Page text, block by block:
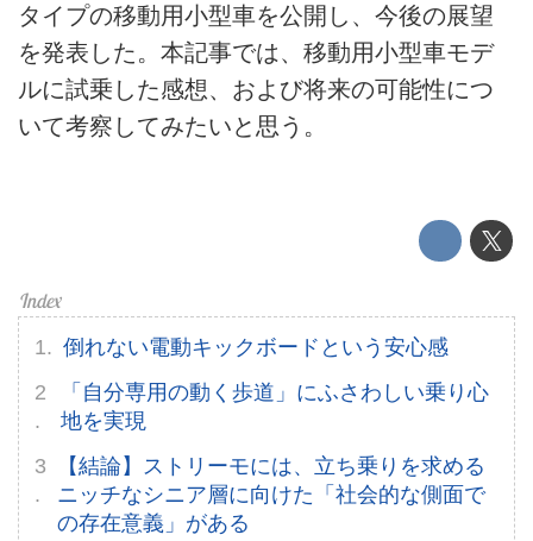
電動キックボード
ライフスタイル
テクノロジー
このメディアについて
タイプの移動用小型車を公開し、今後の展望
を発表した。本記事では、移動用小型車モデ
ルに試乗した感想、および将来の可能性につ
いて考察してみたいと思う。
倒れない電動キックボードという安心感
「自分専用の動く歩道」にふさわしい乗り心
地を実現
【結論】ストリーモには、立ち乗りを求める
ニッチなシニア層に向けた「社会的な側面で
の存在意義」がある